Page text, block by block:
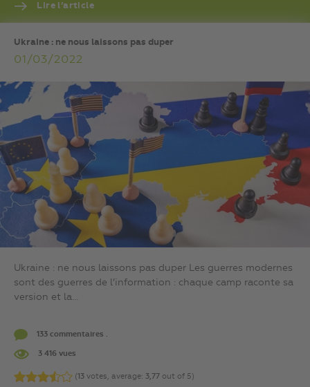
Lire l’article
Ukraine : ne nous laissons pas duper
01/03/2022
Ukraine : ne nous laissons pas duper Les guerres modernes
sont des guerres de l’information : chaque camp raconte sa
version et la...
133 commentaires .
3 416 vues
(13 votes, average: 3,77 out of 5)